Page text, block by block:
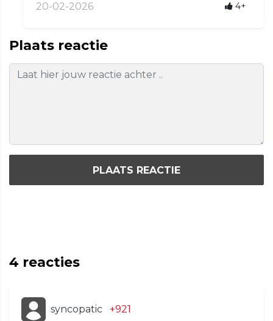
20-02-2026 4+
Plaats reactie
PLAATS REACTIE
4 reacties
syncopatic +921